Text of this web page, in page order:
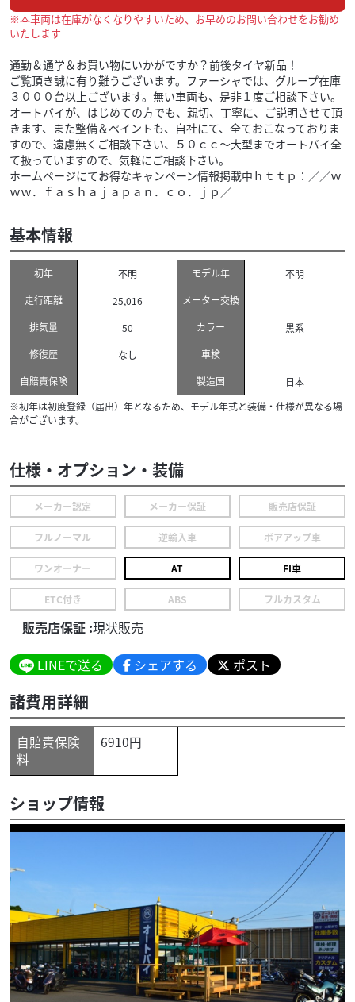
※本車両は在庫がなくなりやすいため、お早めのお問い合わせをお勧め
いたします
通勤＆通学＆お買い物にいかがですか？前後タイヤ新品！
ご覧頂き誠に有り難うございます。ファーシャでは、グループ在庫
３０００台以上ございます。無い車両も、是非１度ご相談下さい。
オートバイが、はじめての方でも、親切、丁寧に、ご説明させて頂
きます、また整備＆ペイントも、自社にて、全ておこなっておりま
すので、遠慮無くご相談下さい、５０ｃｃ〜大型までオートバイ全
て扱っていますので、気軽にご相談下さい。
ホームページにてお得なキャンペーン情報掲載中ｈｔｔｐ：／／ｗ
ｗｗ．ｆａｓｈａｊａｐａｎ．ｃｏ．ｊｐ／
基本情報
初年 不明 モデル年
不明
走行距離
25,016
メーター交換
排気量
50 カラー
黒系
修復歴
なし
車検
自賠責保険
製造国
日本
※初年は初度登録（届出）年となるため、モデル年式と装備・仕様が異なる場
合がございます。
仕様・オプション・装備
メーカー認定 メーカー保証 販売店保証
フルノーマル 逆輸入車 ボアアップ車
ワンオーナー AT FI車
ETC付き ABS フルカスタム
販売店保証 :現状販売
LINEで送る
シェアする ポスト
諸費用詳細
自賠責保険
料
6910円
ショップ情報